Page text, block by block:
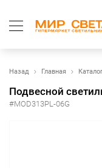
Назад Главная
Подвесной
#MOD313PL-06G